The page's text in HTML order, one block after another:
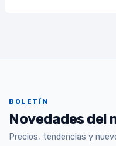
BOLETÍN
Novedades del
Precios, tendencias y